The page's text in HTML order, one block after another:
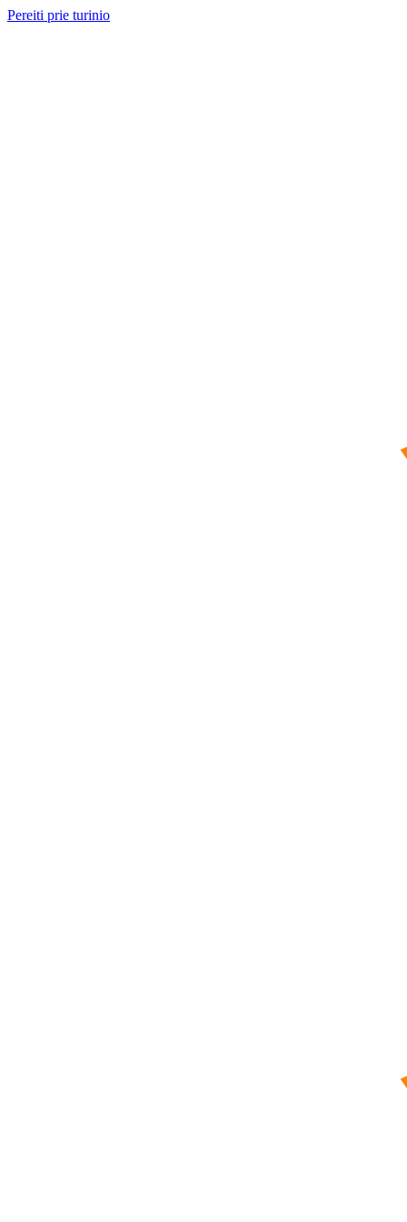
Pereiti prie turinio